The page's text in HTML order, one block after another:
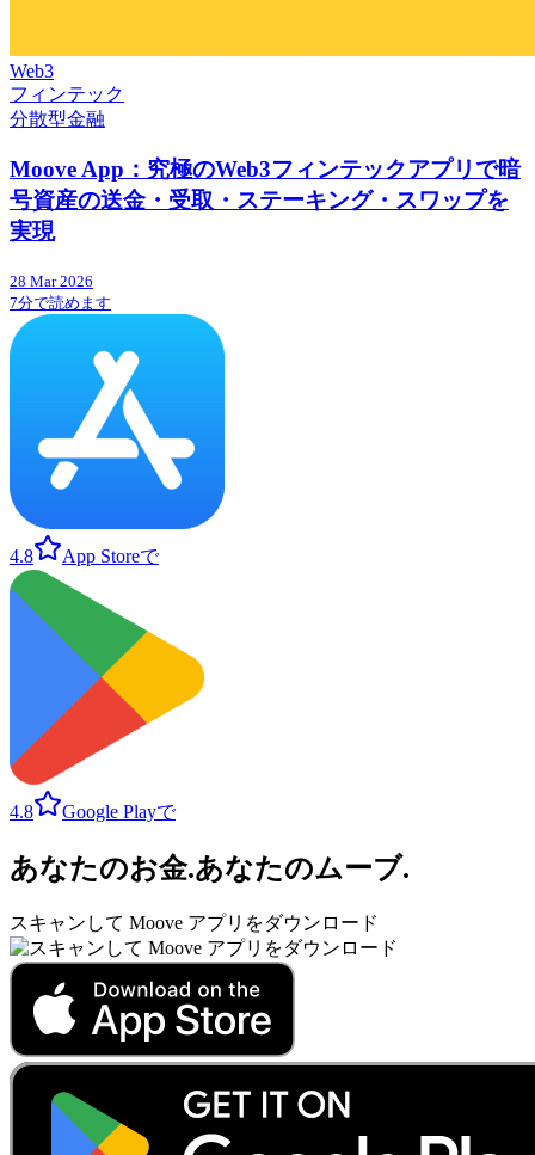
Web3
フィンテック
分散型金融
Moove App：究極のWeb3フィンテックアプリで暗
号資産の送金・受取・ステーキング・スワップを
実現
28 Mar 2026
7分で読めます
4.8 App Storeで
4.8 Google Playで
あなたのお金.あなたのムーブ.
スキャンして Moove アプリをダウンロード